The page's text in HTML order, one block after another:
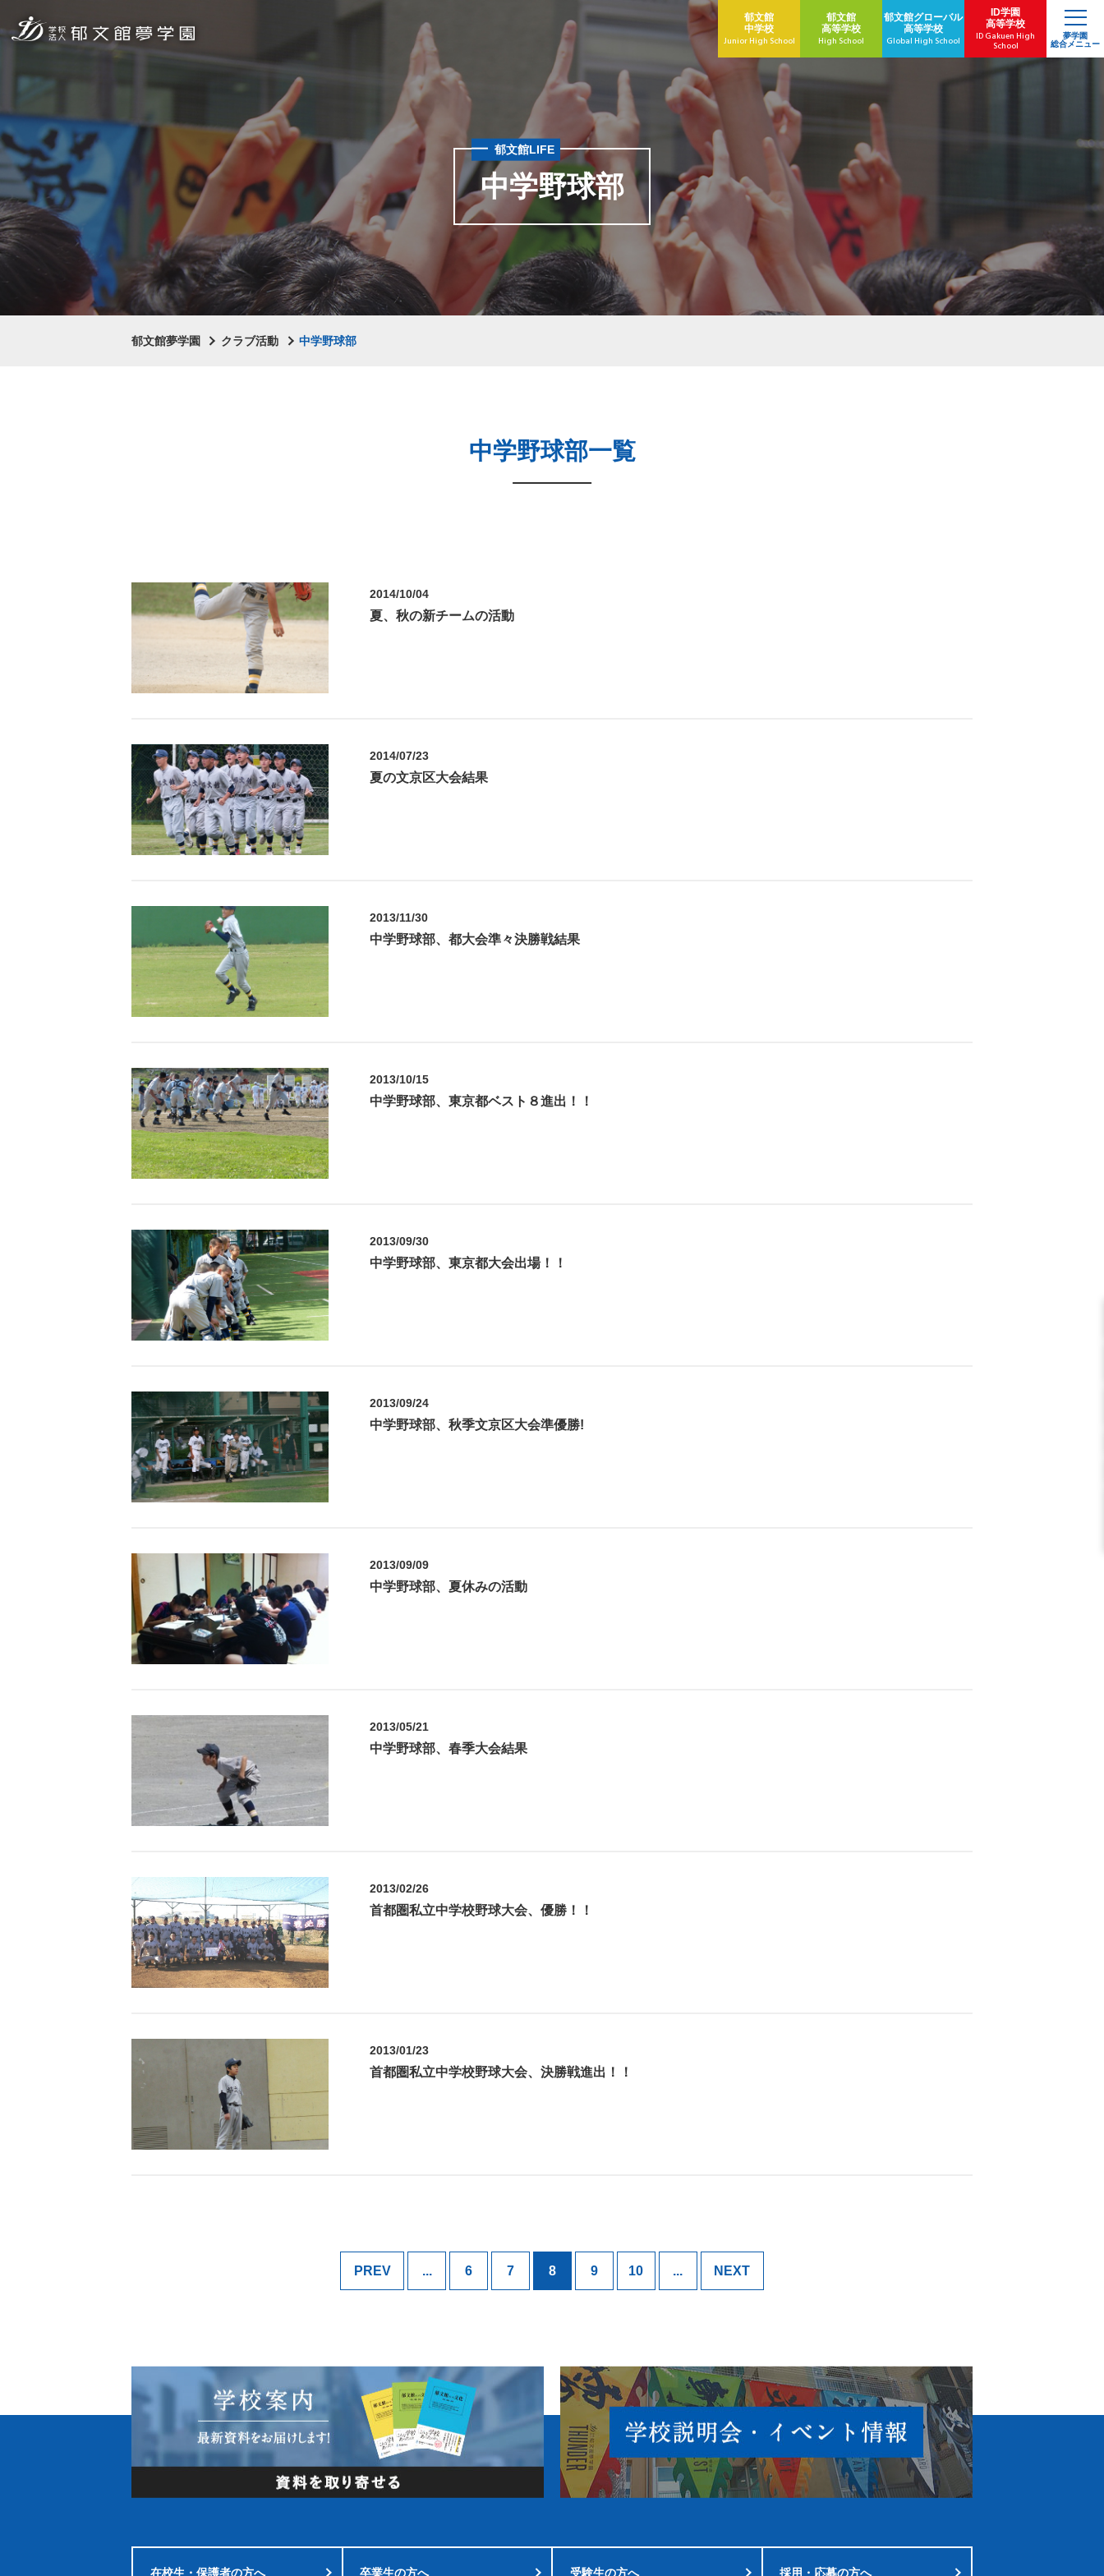
郁文館
中学校
Junior High School
郁文館
高等学校
High School
郁文館グローバル
高等学校
Global High School
ID学園
高等学校
ID Gakuen High
School
夢学園
総合メニュー
中学野球部
郁文館LIFE
郁文館夢学園 クラブ活動 中学野球部
中学野球部一覧
2014/10/04
夏、秋の新チームの活動
2014/07/23
夏の文京区大会結果
2013/11/30
中学野球部、都大会準々決勝戦結果
2013/10/15
中学野球部、東京都ベスト８進出！！
2013/09/30
中学野球部、東京都大会出場！！
2013/09/24
中学野球部、秋季文京区大会準優勝!
2013/09/09
中学野球部、夏休みの活動
2013/05/21
中学野球部、春季大会結果
2013/02/26
首都圏私立中学校野球大会、優勝！！
2013/01/23
首都圏私立中学校野球大会、決勝戦進出！！
PREV ... 6 7 8 9 10 ... NEXT
在校生・ 保護者の方へ 卒業生の方へ 受験生の方へ 採用・応募の方へ